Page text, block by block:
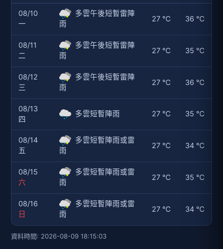
08/10
一
多雲午後短暫雷陣
雨
27 ℃ 36 ℃
08/11
二
多雲午後短暫雷陣
雨
27 ℃ 35 ℃
08/12
三
多雲午後短暫雷陣
雨
27 ℃ 36 ℃
08/13
四
多雲短暫陣雨 27 ℃ 35 ℃
08/14
五
多雲短暫陣雨或雷
雨
27 ℃ 34 ℃
08/15
六
多雲短暫陣雨或雷
雨
27 ℃ 35 ℃
08/16
日
多雲短暫陣雨或雷
雨
27 ℃ 34 ℃
資料時間: 2026-08-09 18:15:03